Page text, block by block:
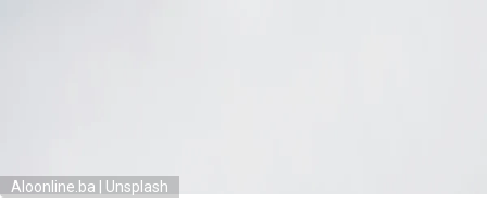
Aloonline.ba | Unsplash